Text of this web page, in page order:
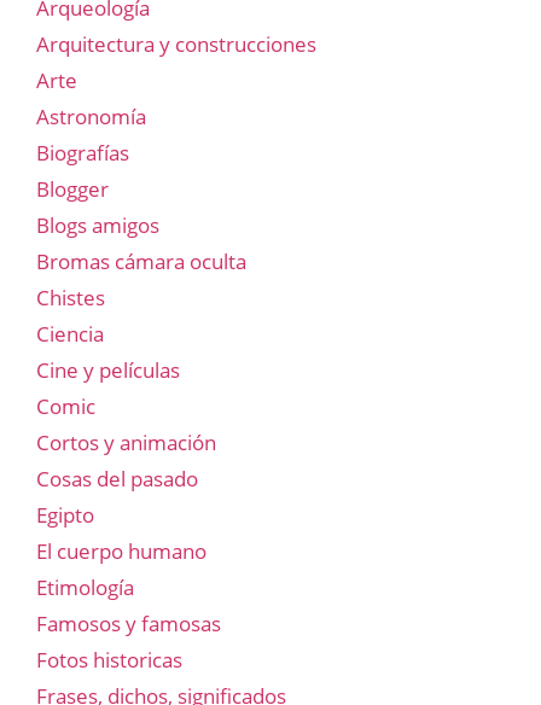
Arqueología
Arquitectura y construcciones
Arte
Astronomía
Biografías
Blogger
Blogs amigos
Bromas cámara oculta
Chistes
Ciencia
Cine y películas
Comic
Cortos y animación
Cosas del pasado
Egipto
El cuerpo humano
Etimología
Famosos y famosas
Fotos historicas
Frases, dichos, significados